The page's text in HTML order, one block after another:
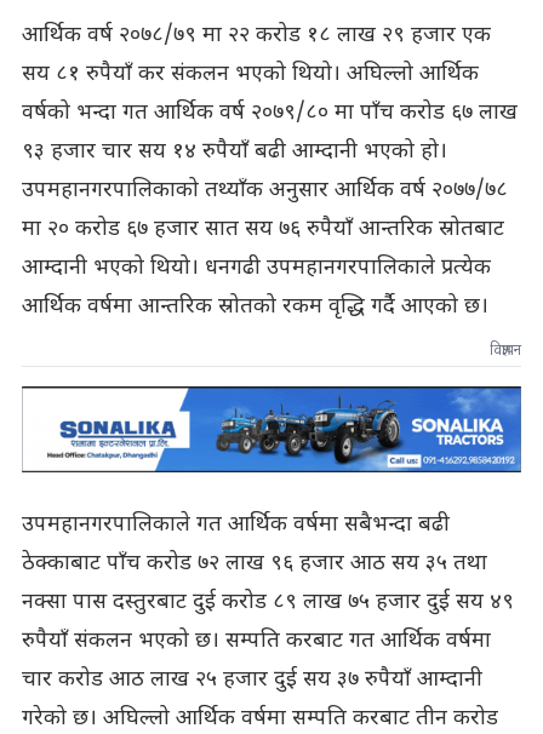
आर्थिक वर्ष २०७८/७९ मा २२ करोड १८ लाख २९ हजार एक
सय ८१ रुपैयाँ कर संकलन भएको थियो। अघिल्लो आर्थिक
वर्षको भन्दा गत आर्थिक वर्ष २०७९/८० मा पाँच करोड ६७ लाख
९३ हजार चार सय १४ रुपैयाँ बढी आम्दानी भएको हो।
उपमहानगरपालिकाको तथ्याँक अनुसार आर्थिक वर्ष २०७७/७८
मा २० करोड ६७ हजार सात सय ७६ रुपैयाँ आन्तरिक स्रोतबाट
आम्दानी भएको थियो। धनगढी उपमहानगरपालिकाले प्रत्येक
आर्थिक वर्षमा आन्तरिक स्रोतको रकम वृद्धि गर्दै आएको छ।
विज्ञापन
उपमहानगरपालिकाले गत आर्थिक वर्षमा सबैभन्दा बढी
ठेक्काबाट पाँच करोड ७२ लाख ९६ हजार आठ सय ३५ तथा
नक्सा पास दस्तुरबाट दुई करोड ८९ लाख ७५ हजार दुई सय ४९
रुपैयाँ संकलन भएको छ। सम्पति करबाट गत आर्थिक वर्षमा
चार करोड आठ लाख २५ हजार दुई सय ३७ रुपैयाँ आम्दानी
गरेको छ। अघिल्लो आर्थिक वर्षमा सम्पति करबाट तीन करोड